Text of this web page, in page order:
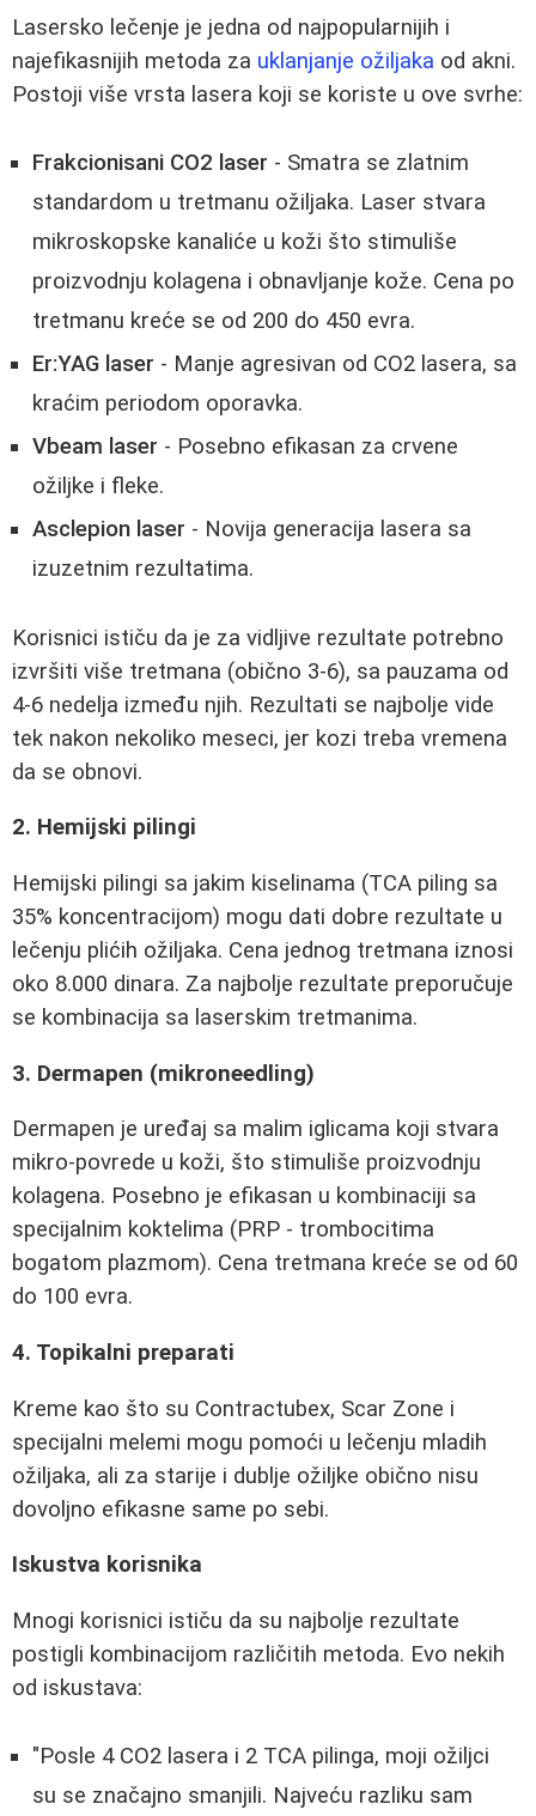
Lasersko lečenje je jedna od najpopularnijih i
najefikasnijih metoda za uklanjanje ožiljaka od akni.
Postoji više vrsta lasera koji se koriste u ove svrhe:
Frakcionisani CO2 laser - Smatra se zlatnim
standardom u tretmanu ožiljaka. Laser stvara
mikroskopske kanaliće u koži što stimuliše
proizvodnju kolagena i obnavljanje kože. Cena po
tretmanu kreće se od 200 do 450 evra.
Er:YAG laser - Manje agresivan od CO2 lasera, sa
kraćim periodom oporavka.
Vbeam laser - Posebno efikasan za crvene
ožiljke i fleke.
Asclepion laser - Novija generacija lasera sa
izuzetnim rezultatima.
Korisnici ističu da je za vidljive rezultate potrebno
izvršiti više tretmana (obično 3-6), sa pauzama od
4-6 nedelja između njih. Rezultati se najbolje vide
tek nakon nekoliko meseci, jer kozi treba vremena
da se obnovi.
2. Hemijski pilingi
Hemijski pilingi sa jakim kiselinama (TCA piling sa
35% koncentracijom) mogu dati dobre rezultate u
lečenju plićih ožiljaka. Cena jednog tretmana iznosi
oko 8.000 dinara. Za najbolje rezultate preporučuje
se kombinacija sa laserskim tretmanima.
3. Dermapen (mikroneedling)
Dermapen je uređaj sa malim iglicama koji stvara
mikro-povrede u koži, što stimuliše proizvodnju
kolagena. Posebno je efikasan u kombinaciji sa
specijalnim koktelima (PRP - trombocitima
bogatom plazmom). Cena tretmana kreće se od 60
do 100 evra.
4. Topikalni preparati
Kreme kao što su Contractubex, Scar Zone i
specijalni melemi mogu pomoći u lečenju mladih
ožiljaka, ali za starije i dublje ožiljke obično nisu
dovoljno efikasne same po sebi.
Iskustva korisnika
Mnogi korisnici ističu da su najbolje rezultate
postigli kombinacijom različitih metoda. Evo nekih
od iskustava:
"Posle 4 CO2 lasera i 2 TCA pilinga, moji ožiljci
su se značajno smanjili. Najveću razliku sam